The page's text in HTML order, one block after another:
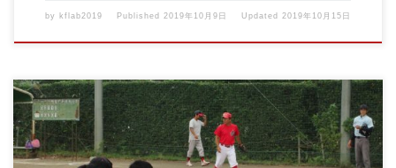
by kflab2019 Published2019年10月9日 Updated2019年10月15日